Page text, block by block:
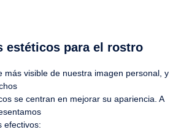
estéticos para el rostro
más visible de nuestra imagen personal, y
se centran en mejorar su apariencia. A
efectivos: